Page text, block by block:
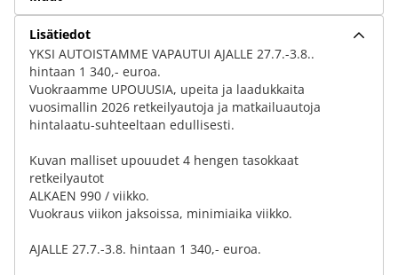
Lisätiedot
YKSI AUTOISTAMME VAPAUTUI AJALLE 27.7.-3.8..
hintaan 1 340,- euroa.
Vuokraamme UPOUUSIA, upeita ja laadukkaita
vuosimallin 2026 retkeilyautoja ja matkailuautoja
hintalaatu-suhteeltaan edullisesti.
Kuvan malliset upouudet 4 hengen tasokkaat
retkeilyautot
ALKAEN 990 / viikko.
Vuokraus viikon jaksoissa, minimiaika viikko.
AJALLE 27.7.-3.8. hintaan 1 340,- euroa.